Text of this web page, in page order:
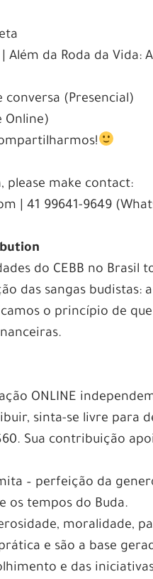
| Além da Roda da
conversa (Presencial)
Online)
make contact:
| 41 99641-9649
do CEBB no Brasil
das sangas budistas:
o princípio de
ONLINE
sinta-se livre para
Sua contribuição
– perfeição da
os tempos do Buda.
moralidade,
e são a base
e das